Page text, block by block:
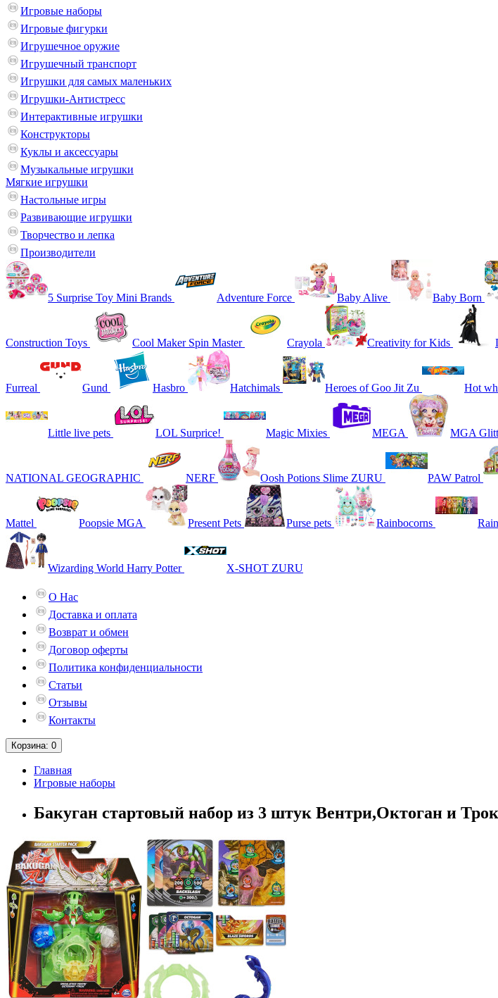
Игровые наборы
Игровые фигурки
Игрушечное оружие
Игрушечный транспорт
Игрушки для самых маленьких
Игрушки-Антистресс
Интерактивные игрушки
Конструкторы
Куклы и аксессуары
Музыкальные игрушки
Мягкие игрушки
Настольные игры
Развивающие игрушки
Творчество и лепка
Производители
5 Surprise Toy Mini Brands Adventure Force Baby Alive Baby Born
Construction Toys Cool Maker Spin Master Crayola Creativity for Kids
Furreal Gund Hasbro Hatchimals Heroes of Goo Jit Zu Hot
Little live pets LOL Surprice! Magic Mixies MEGA MGA
NATIONAL GEOGRAPHIC NERF Oosh Potions Slime ZURU PAW Patrol
Mattel Poopsie MGA Present Pets Purse pets Rainbocorns
Wizarding World Harry Potter X-SHOT ZURU
О Нас
Доставка и оплата
Возврат и обмен
Договор оферты
Политика конфиденциальности
Статьи
Отзывы
Контакты
Корзина: 0
Главная
Игровые наборы
Бакуган стартовый набор из 3 штук Вентри,Октоган и